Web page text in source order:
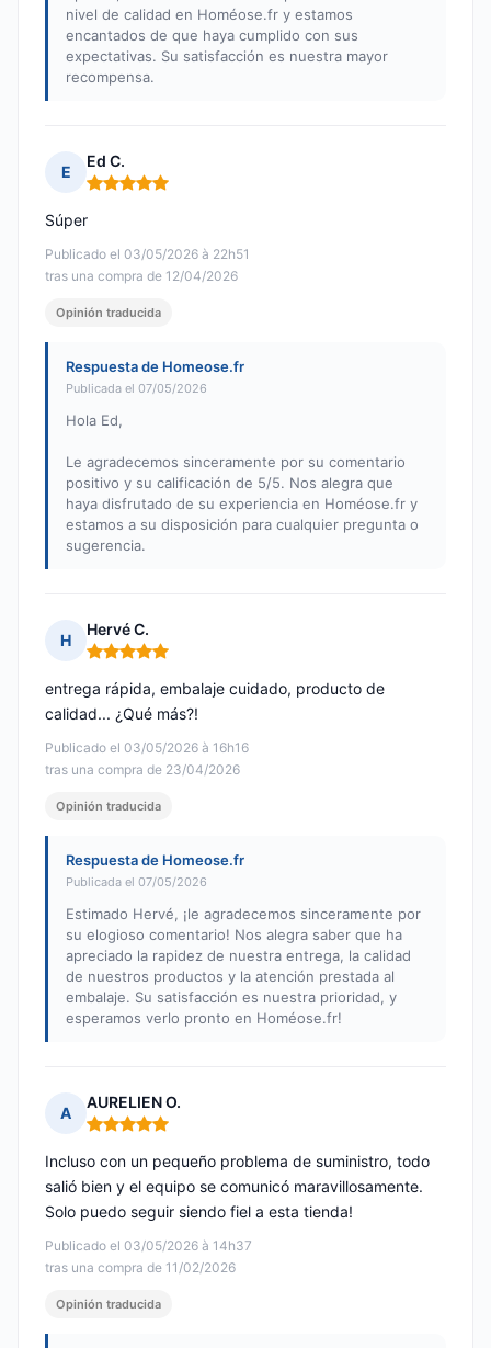
nivel de calidad en Homéose.fr y estamos
encantados de que haya cumplido con sus
expectativas. Su satisfacción es nuestra mayor
recompensa.
E
Ed C.
Nota: 5 de 5
Publicado el 03/05/2026 à 22h51
tras una compra de 12/04/2026
Súper
Opinión traducida
Respuesta de Homeose.fr
Publicada el 07/05/2026
Hola Ed,
Le agradecemos sinceramente por su comentario
positivo y su calificación de 5/5. Nos alegra que
haya disfrutado de su experiencia en Homéose.fr y
estamos a su disposición para cualquier pregunta o
sugerencia.
H
Hervé C.
Nota: 5 de 5
Publicado el 03/05/2026 à 16h16
tras una compra de 23/04/2026
entrega rápida, embalaje cuidado, producto de
calidad... ¿Qué más?!
Opinión traducida
Respuesta de Homeose.fr
Publicada el 07/05/2026
Estimado Hervé, ¡le agradecemos sinceramente por
su elogioso comentario! Nos alegra saber que ha
apreciado la rapidez de nuestra entrega, la calidad
de nuestros productos y la atención prestada al
embalaje. Su satisfacción es nuestra prioridad, y
esperamos verlo pronto en Homéose.fr!
A
AURELIEN O.
Nota: 5 de 5
Publicado el 03/05/2026 à 14h37
tras una compra de 11/02/2026
Incluso con un pequeño problema de suministro, todo
salió bien y el equipo se comunicó maravillosamente.
Solo puedo seguir siendo fiel a esta tienda!
Opinión traducida